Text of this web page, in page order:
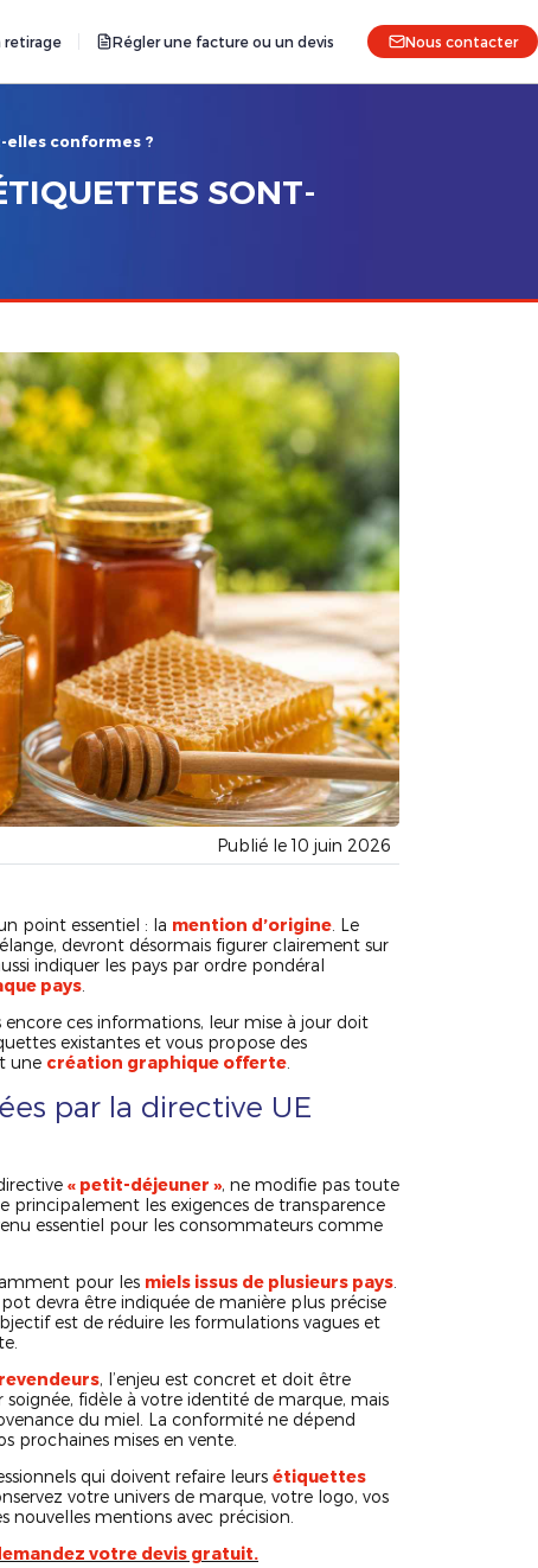
retirage Régler une facture ou un devis Nous contacter
conformes ?
SONT-
Publié le 10 juin 2026
point essentiel : la mention d’origine . Le
devront désormais figurer clairement sur
indiquer les pays par ordre pondéral
pays
encore ces informations, leur mise à jour doit
existantes et vous propose des
une création graphique offerte
par la directive UE
« petit-déjeuner », ne modifie pas toute
principalement les exigences de transparence
essentiel pour les consommateurs comme
pour les miels issus de plusieurs pays
devra être indiquée de manière plus précise
est de réduire les formulations vagues et
revendeurs, l’enjeu est concret et doit être
fidèle à votre identité de marque, mais
du miel. La conformité ne dépend
prochaines mises en vente.
qui doivent refaire leurs étiquettes
votre univers de marque, votre logo, vos
nouvelles mentions avec précision.
votre devis gratuit.